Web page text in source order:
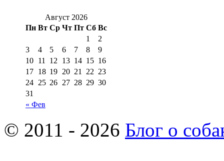
Август 2026
Пн Вт Ср Чт Пт Сб Вс
« Фев
1
2
3
4 5 6 7 8
9
10 11 12 13 14 15 16
17 18 19 20 21 22 23
24 25 26 27 28 29 30
31
© 2011 - 2026 Блог о